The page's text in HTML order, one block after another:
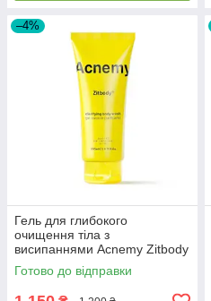
–4%
Гель для глибокого
очищення тіла з
висипаннями Acnemy Zitbody
Purifying Body Wash
Готово до відправки